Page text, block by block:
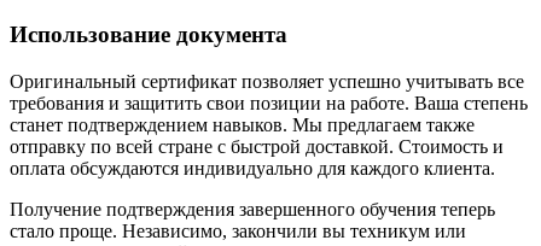
Использование документа
Оригинальный сертификат позволяет успешно учитывать все
требования и защитить свои позиции на работе. Ваша степень
станет подтверждением навыков. Мы предлагаем также
отправку по всей стране с быстрой доставкой. Стоимость и
оплата обсуждаются индивидуально для каждого клиента.
Получение подтверждения завершенного обучения теперь
стало проще. Независимо, закончили вы техникум или